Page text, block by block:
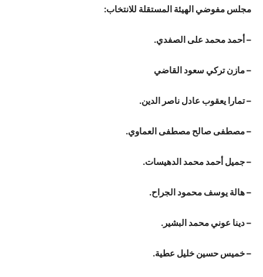
مجلس مفوضي الهيئة المستقلة للانتخاب:
– أحمد محمد على الصفدي.
– مازن تركي سعود القاضي
– تمارا يعقوب عادل ناصر الدين.
– مصطفى صالح مصطفى العماوي.
– جميل أحمد محمد الدهيسات.
– هالة يوسف محمود الجراح.
– دينا عوني محمد البشير.
– خميس حسين خليل عطية.